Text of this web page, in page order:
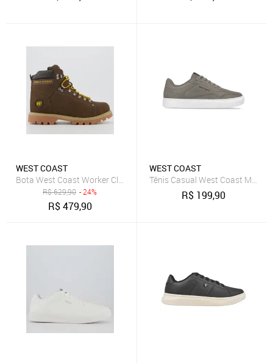
WEST COAST
Bota West Coast Worker Classic WC Marrom
R$629,90 - 24%
R$479,90
WEST COAST
R$ 199,90